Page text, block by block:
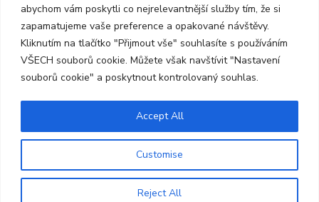
abychom vám poskytli co nejrelevantnější služby tím, že si
zapamatujeme vaše preference a opakované návštěvy.
Kliknutím na tlačítko "Přijmout vše" souhlasíte s používáním
VŠECH souborů cookie. Můžete však navštívit "Nastavení
souborů cookie" a poskytnout kontrolovaný souhlas.
Customise
Reject All
Accept All
© 2026 Centrum MARTIN |Prohlášení o
přístupnosti|GDPR